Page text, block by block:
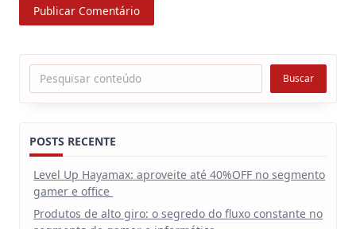
Pesquisar Buscar
POSTS RECENTE
Level Up Hayamax: aproveite até 40%OFF no segmento
gamer e office
Produtos de alto giro: o segredo do fluxo constante no